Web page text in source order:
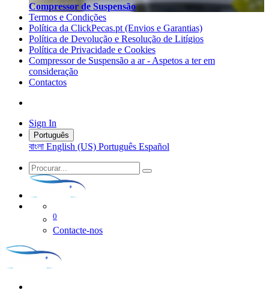
Compressor de Suspensão
Termos e Condições
Política da ClickPecas.pt (Envios e Garantias)
Política de Devolução e Resolução de Litígios
Política de Privacidade e Cookies
Compressor de Suspensão a ar - Aspetos a ter em
consideração
Contactos
Sign In
Português
বাংলা English (US) Português Español
0
Contacte-nos